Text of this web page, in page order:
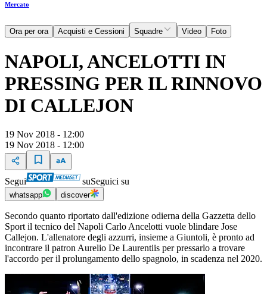
Mercato
Ora per ora Acquisti e Cessioni Squadre Video Foto
NAPOLI, ANCELOTTI IN
PRESSING PER IL RINNOVO
DI CALLEJON
19 Nov 2018 - 12:00
19 Nov 2018 - 12:00
Segui suSeguici su
whatsapp discover
Secondo quanto riportato dall'edizione odierna della Gazzetta dello
Sport il tecnico del Napoli Carlo Ancelotti vuole blindare Jose
Callejon. L'allenatore degli azzurri, insieme a Giuntoli, è pronto ad
incontrare il patron Aurelio De Laurentiis per pressarlo a trovare
l'accordo per il prolungamento dello spagnolo, in scadenza nel 2020.